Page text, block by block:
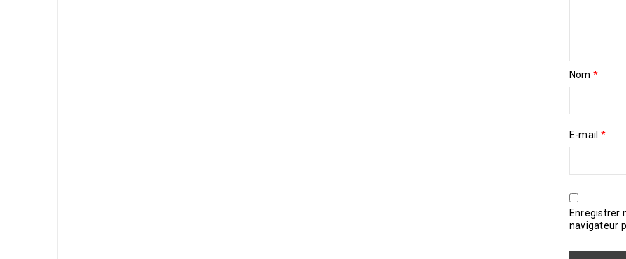
Nom *
E-mail *
Enregistrer
navigateur